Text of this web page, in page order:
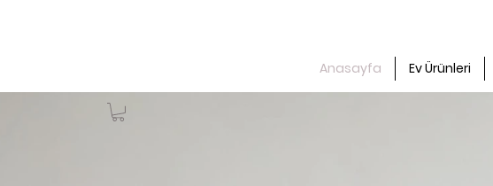
Anasayfa Ev Ürünleri